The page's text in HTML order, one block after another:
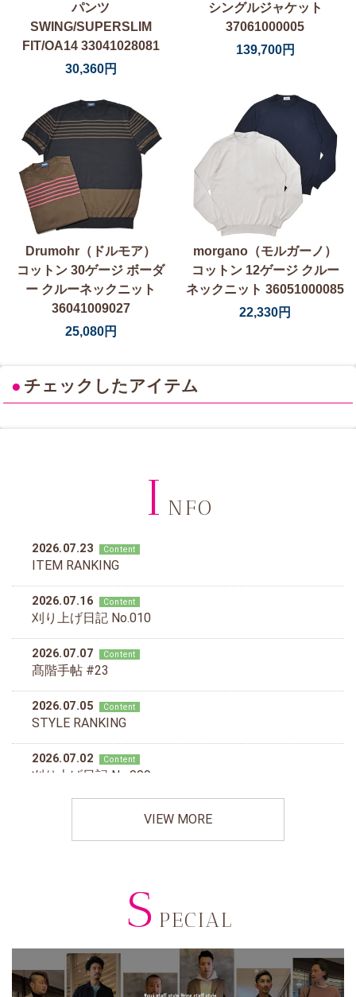
パンツ
SWING/SUPERSLIM
FIT/OA14 33041028081
30,360円
シングルジャケット
37061000005
139,700円
Drumohr（ドルモア）
コットン 30ゲージ ボーダ
ー クルーネックニット
36041009027
25,080円
morgano（モルガーノ）
コットン 12ゲージ クルー
ネックニット 36051000085
22,330円
● チェックしたアイテム
I NFO
VIEW MORE
S PECIAL